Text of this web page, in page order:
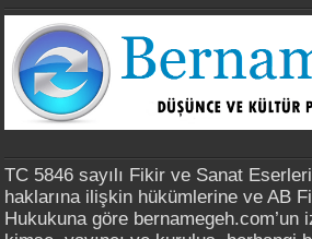
TC 5846 sayılı Fikir ve Sanat
haklarına ilişkin hükümlerine ve AB
Hukukuna göre bernamegeh.com’un